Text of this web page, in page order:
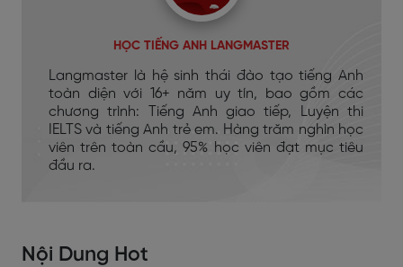
HỌC TIẾNG ANH LANGMASTER
Langmaster là hệ sinh thái đào tạo tiếng Anh
toàn diện với 16+ năm uy tín, bao gồm các
chương trình: Tiếng Anh giao tiếp, Luyện thi
IELTS và tiếng Anh trẻ em. Hàng trăm nghìn học
viên trên toàn cầu, 95% học viên đạt mục tiêu
đầu ra.
Nội Dung Hot